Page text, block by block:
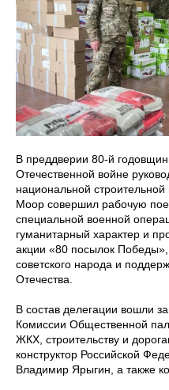
В преддверии 80-й
Отечественной войне
национальной
Моор совершил рабочую
специальной военной
гуманитарный характер и
акции «80 посылок
советского народа и
Отечества.
В состав делегации вошли
Комиссии Общественной
ЖКХ, строительству и
конструктор Российской
Владимир Ярыгин, а также